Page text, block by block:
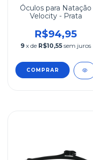
Óculos para Natação
Velocity - Prata
R$94,95
9 x de R$10,55 sem juros